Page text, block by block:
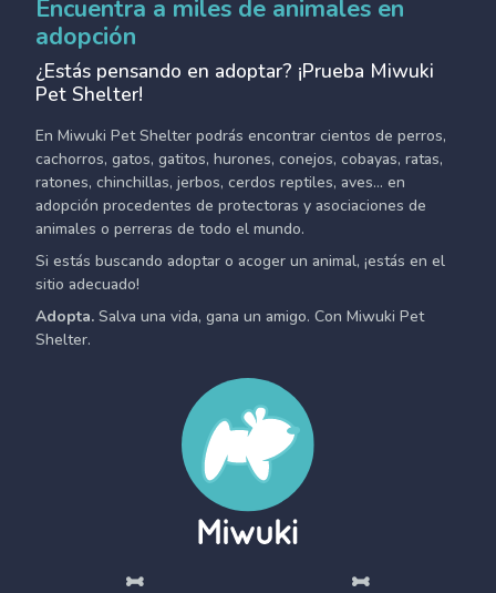
Encuentra a miles de animales en
adopción
¿Estás pensando en adoptar? ¡Prueba Miwuki
Pet Shelter!
En Miwuki Pet Shelter podrás encontrar cientos de perros,
cachorros, gatos, gatitos, hurones, conejos, cobayas, ratas,
ratones, chinchillas, jerbos, cerdos reptiles, aves... en
adopción procedentes de protectoras y asociaciones de
animales o perreras de todo el mundo.
Si estás buscando adoptar o acoger un animal, ¡estás en el
sitio adecuado!
Adopta. Salva una vida, gana un amigo. Con Miwuki Pet
Shelter.